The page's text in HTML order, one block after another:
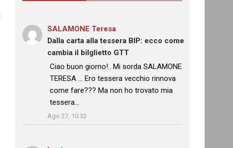
SALAMONE Teresa
Dalla carta alla tessera BIP: ecco come
cambia il bilglietto GTT
: “
Ciao buon giorno!.. Mi sorda SALAMONE
TERESA … Ero tessera vecchio rinnova
come fare??? Ma non ho trovato mia
tessera…
Ago 27, 10:32